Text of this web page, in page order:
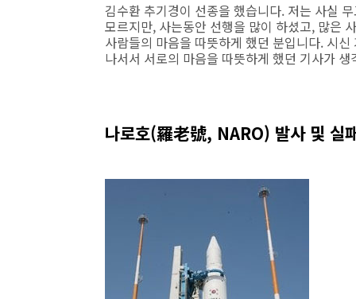
김수환 추기경이 선종을 했습니다. 저는 사실
모르지만, 사는동안 선행을 많이 하셨고, 많은
사람들의 마음을 따뜻하게 했던 분입니다. 시
나서서 서로의 마음을 따뜻하게 했던 기사가 생
나로호(羅老號, NARO) 발사 및 실